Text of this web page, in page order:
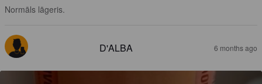
Normāls lāgeris.
D'ALBA 6 months ago